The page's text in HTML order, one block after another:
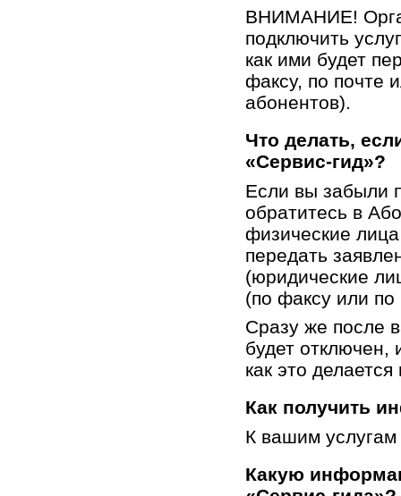
ВНИМАНИЕ!
подключить
как ими будет
факсу, по почте
абонентов).
Что делать,
«Сервис-гид»?
Если вы забыли
обратитесь в
физические
передать
(юридические
(по факсу или по
Сразу же после
будет отключен,
как это
Как получить
К вашим услугам
Какую